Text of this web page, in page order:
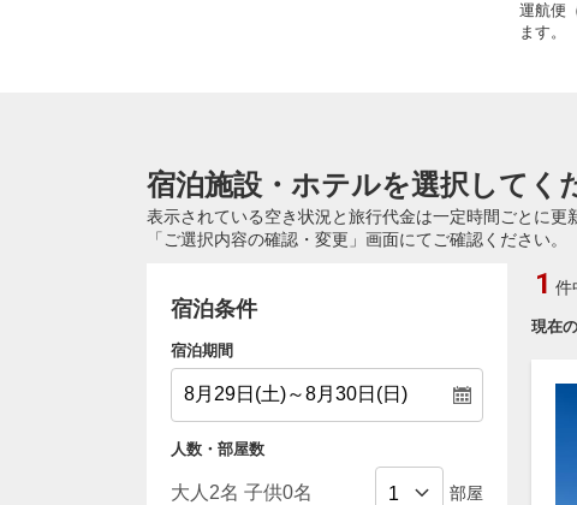
運航便
ます。
宿泊施設・ホテルを選択してく
表示されている空き状況と旅行代金は一定時間ごとに
「ご選択内容の確認・変更」画面にてご確認ください。
宿泊条件
宿泊期間
人数・部屋数
部屋
現在
1 件